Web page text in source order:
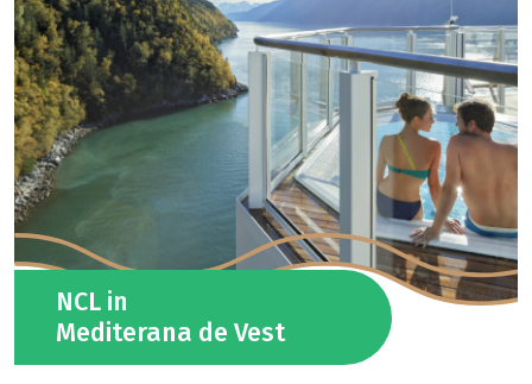
NCL in
Mediterana de Vest